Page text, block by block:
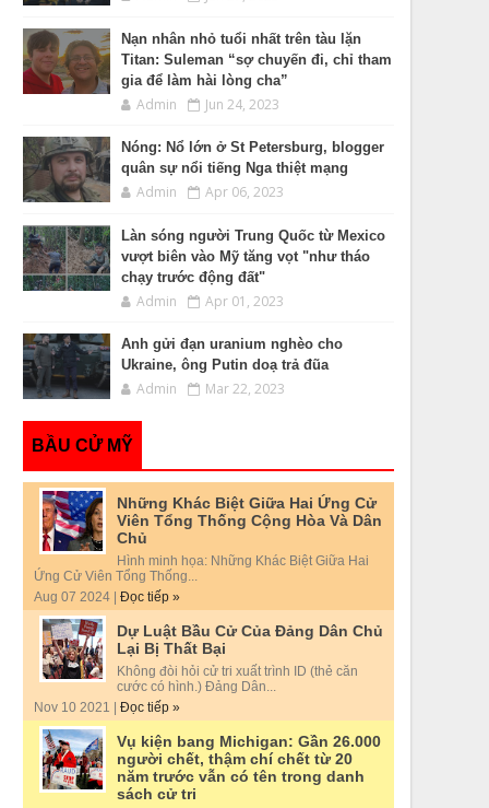
Nạn nhân nhỏ tuổi nhất trên tàu lặn
Titan: Suleman “sợ chuyến đi, chỉ tham
gia để làm hài lòng cha”
Admin Jun 24, 2023
Nóng: Nổ lớn ở St Petersburg, blogger
quân sự nổi tiếng Nga thiệt mạng
Admin Apr 06, 2023
Làn sóng người Trung Quốc từ Mexico
vượt biên vào Mỹ tăng vọt "như tháo
chạy trước động đất"
Admin Apr 01, 2023
Anh gửi đạn uranium nghèo cho
Ukraine, ông Putin doạ trả đũa
Admin Mar 22, 2023
BẦU CỬ MỸ
Những Khác Biệt Giữa Hai Ứng Cử
Viên Tổng Thống Cộng Hòa Và Dân
Chủ
Hình minh họa: Những Khác Biệt Giữa Hai
Ứng Cử Viên Tổng Thống...
Aug 07 2024 | Đọc tiếp »
Dự Luật Bầu Cử Của Đảng Dân Chủ
Lại Bị Thất Bại
Không đòi hỏi cử tri xuất trình ID (thẻ căn
cước có hình.) Đảng Dân...
Nov 10 2021 | Đọc tiếp »
Vụ kiện bang Michigan: Gần 26.000
người chết, thậm chí chết từ 20
năm trước vẫn có tên trong danh
sách cử tri